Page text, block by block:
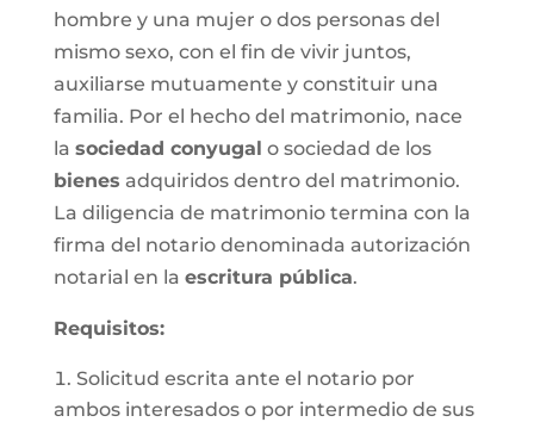
hombre y una mujer o dos personas del
mismo sexo, con el fin de vivir juntos,
auxiliarse mutuamente y constituir una
familia. Por el hecho del matrimonio, nace
la sociedad conyugal o sociedad de los
bienes adquiridos dentro del matrimonio.
La diligencia de matrimonio termina con la
firma del notario denominada autorización
notarial en la escritura pública.
Requisitos:
Solicitud escrita ante el notario por
ambos interesados o por intermedio de sus